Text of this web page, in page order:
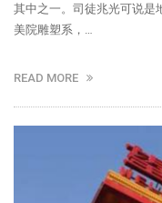
其中之一。司徒兆光可说是
美院雕塑系，…
READ MORE